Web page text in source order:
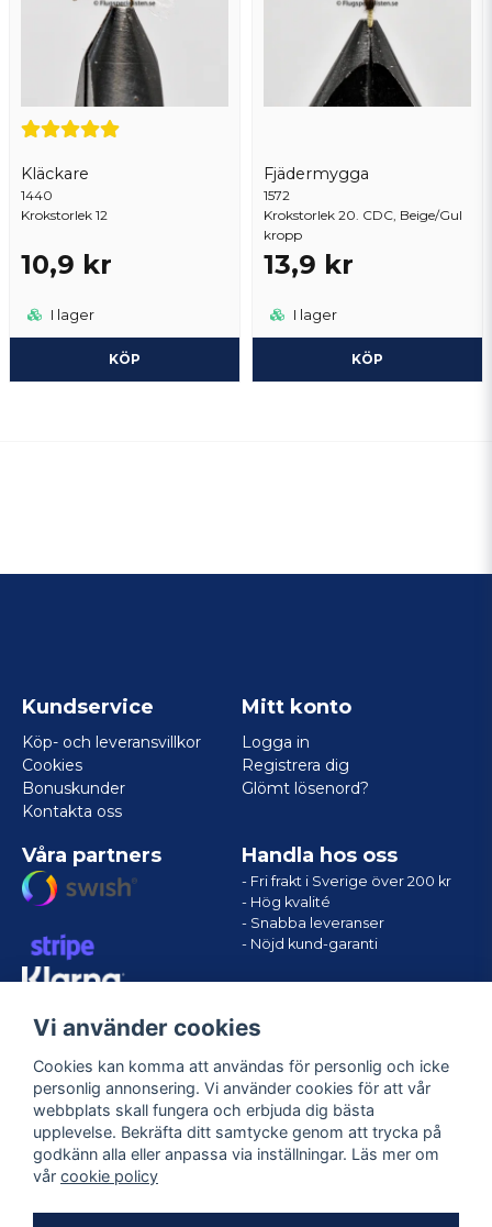
Kläckare
1440
Krokstorlek 12
10,9 kr
I lager
KÖP
Fjädermygga
1572
Krokstorlek 20. CDC, Beige/Gul
kropp
13,9 kr
I lager
KÖP
Kundservice
Köp- och leveransvillkor
Cookies
Bonuskunder
Kontakta oss
Mitt konto
Logga in
Registrera dig
Glömt lösenord?
Våra partners Handla hos oss
- Fri frakt i Sverige över 200 kr
- Hög kvalité
- Snabba leveranser
- Nöjd kund-garanti
Följ oss
Vi använder cookies
Cookies kan komma att användas för personlig och icke
personlig annonsering. Vi använder cookies för att vår
webbplats skall fungera och erbjuda dig bästa
upplevelse. Bekräfta ditt samtycke genom att trycka på
godkänn alla eller anpassa via inställningar. Läs mer om
vår cookie policy